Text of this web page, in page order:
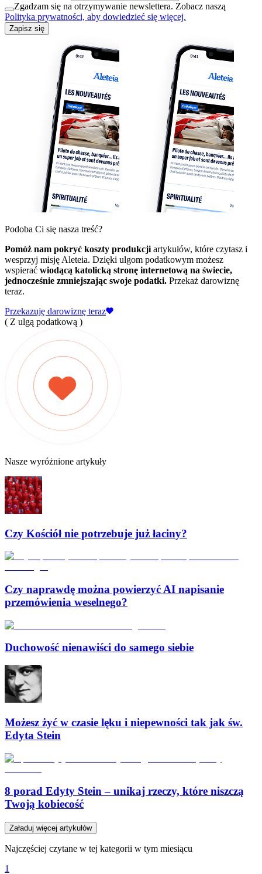
Zgadzam się na otrzymywanie newslettera. Zobacz naszą
Polityka prywatności, aby dowiedzieć się więcej.
Zapisz się
Podoba Ci się nasza treść?
Pomóż nam pokryć koszty produkcji artykułów, które czytasz i
wesprzyj misję Aleteia. Dzięki ulgom podatkowym możesz
wspierać wiodącą katolicką stronę internetową na świecie,
jednocześnie zmniejszając swoje podatki. Przekaż darowiznę
teraz.
Przekazuję darowiznę teraz
( Z ulgą podatkową )
Nasze wyróżnione artykuły
Czy Kościół nie potrzebuje już łaciny?
Czy naprawdę można powierzyć AI napisanie
przemówienia weselnego?
Duchowość nienawiści do samego siebie
Możesz żyć w czasie lęku i niepewności tak jak św.
Edyta Stein
8 porad Edyty Stein – unikaj rzeczy, które niszczą
Twoją kobiecość
Załaduj więcej artykułów
Najczęściej czytane w tej kategorii w tym miesiącu
1